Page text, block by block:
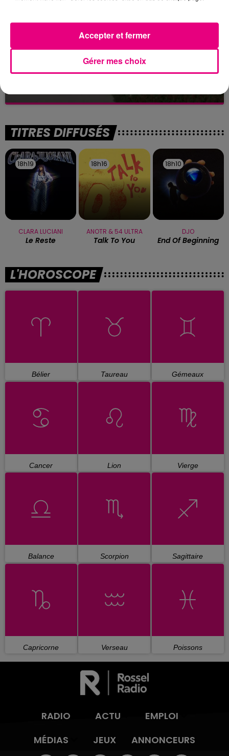
Toulouse : circulation perturbée dans le
TITRES DIFFUSÉS
18h19
18h19
CLARA LUCIANI
Le Reste
18h16
18h16
ANOTR & 54 ULTRA
Talk To You
18h10
18h10
DJO
End Of Beginning
L'HOROSCOPE
Bélier Taureau Gémeaux
Cancer Lion Vierge
Balance Scorpion Sagittaire
Capricorne Verseau Poissons
RADIO ACTU
EMPLOI
MÉDIAS
JEUX ANNONCEURS
Gérer mes choix
Accepter et fermer